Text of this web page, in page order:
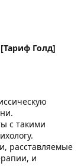
Голд]
с такими
расставляемые
и